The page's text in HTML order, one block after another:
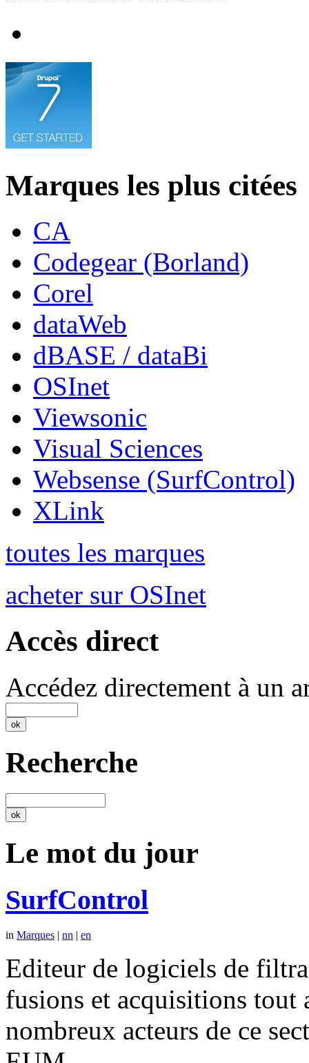
Marques les plus citées
CA
Codegear (Borland)
Corel
dataWeb
dBASE / dataBi
OSInet
Viewsonic
Visual Sciences
Websense (SurfControl)
XLink
toutes les marques
acheter sur OSInet
Accès direct
Accédez directement à un
Recherche
Le mot du jour
SurfControl
in Marques | nn | en
Editeur de logiciels de
fusions et acquisitions tout
nombreux acteurs de ce